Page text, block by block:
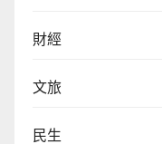
財經
文旅
民生